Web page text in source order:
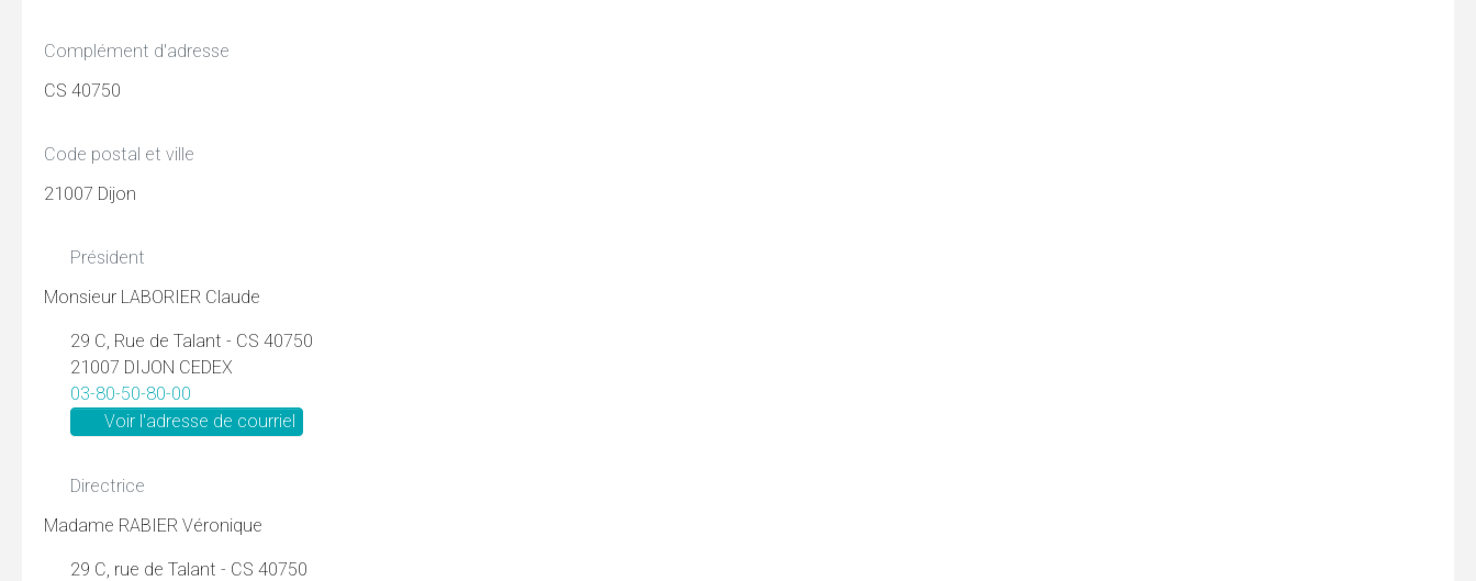
Complément d'adresse
CS 40750
Code postal et ville
21007 Dijon
Président
Monsieur LABORIER Claude
29 C, Rue de Talant - CS 40750
21007 DIJON CEDEX
03-80-50-80-00
Voir l'adresse de courriel
Directrice
Madame RABIER Véronique
29 C, rue de Talant - CS 40750